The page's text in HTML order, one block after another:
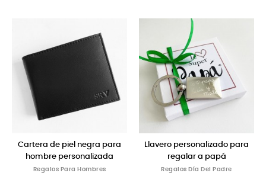
Cartera de piel negra para
hombre personalizada
Regalos Para Hombres
Llavero personalizado para
regalar a papá
Regalos Día Del Padre